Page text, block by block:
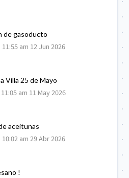
de gasoducto
11:55 am 12 Jun 2026
Villa 25 de Mayo
11:05 am 11 May 2026
aceitunas
10:02 am 29 Abr 2026
!